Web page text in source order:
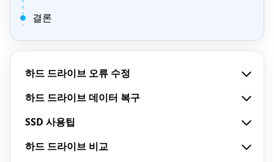
결론
하드 드라이브 오류 수정
하드 드라이브 데이터 복구
SSD 사용팁
하드 드라이브 비교